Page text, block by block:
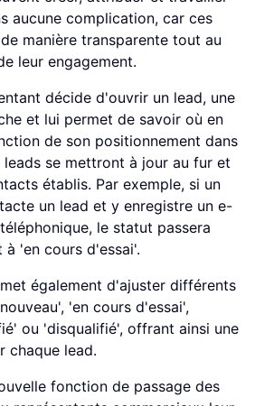
aucune complication, car ces
manière transparente tout au
leur engagement.
décide d'ouvrir un lead, une
et lui permet de savoir où en
de son positionnement dans
leads se mettront à jour au fur et
établis. Par exemple, si un
un lead et y enregistre un e-
le statut passera
'en cours d'essai'.
également d'ajuster différents
'en cours d'essai',
ou 'disqualifié', offrant ainsi une
chaque lead.
fonction de passage des